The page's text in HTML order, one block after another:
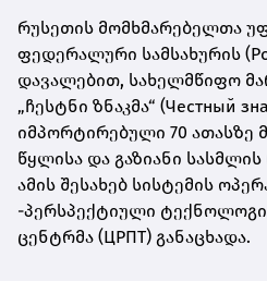
რუსეთის მომხმარებელთა
ფედერალური სამსახურის
დავალებით, სახელმწიფო
„ჩესტნი ზნაკმა“ (Честный
იმპორტირებული 70 ათასზე
წყლისა და გაზიანი
ამის შესახებ სისტემის
-პერსპექტიული
ცენტრმა (ЦРПТ) განაცხადა.